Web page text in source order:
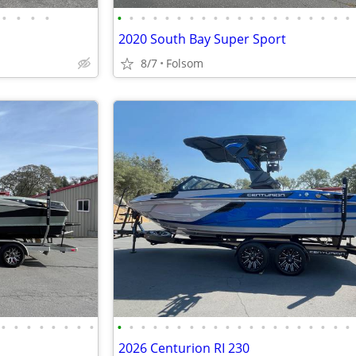
• • • • • • • • • • • • • • • • • • • • • • • •
2020 South Bay Super Sport
8/7 Folsom
• • • • • • • • • • • • • • • • • • • • • • • • • • • •
2026 Centurion RI 230